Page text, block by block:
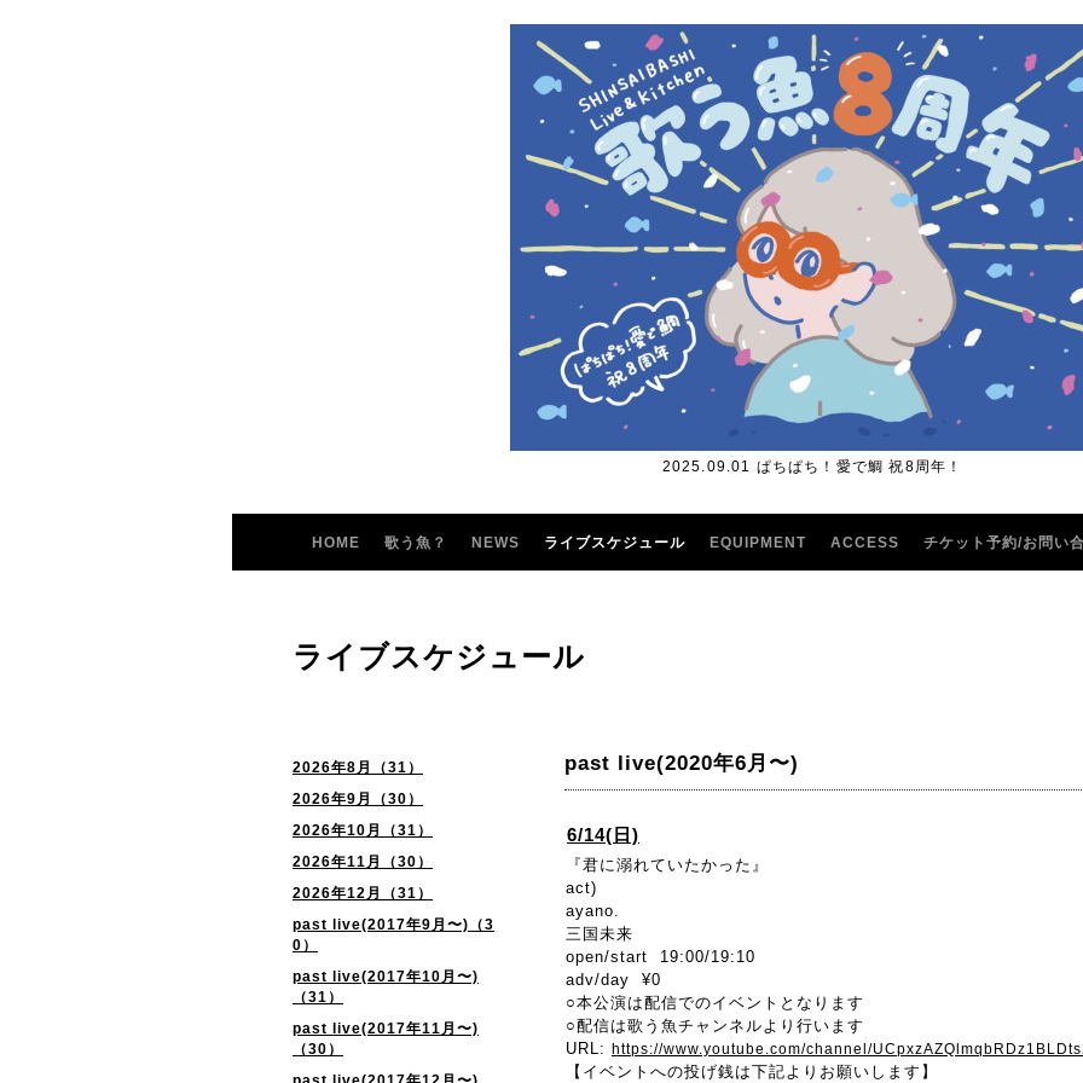
2025.09.01 ぱちぱち！愛で鯛 祝8周年！
HOME 歌う魚？ NEWS ライブスケジュール EQUIPMENT ACCESS チケット予約/お問い
2026年8月（31）
2026年9月（30）
2026年10月（31）
2026年11月（30）
2026年12月（31）
past live(2017年9月〜)（3
0）
past live(2017年10月〜)
（31）
past live(2017年11月〜)
（30）
ライブスケジュール
past live(2020年6月〜)
6/14(日)
『君に溺れていたかった』
act)
ayano.
三国未来
open/start 19:00/19:10
adv/day ¥0
○本公演は配信でのイベントとなります
○配信は歌う魚チャンネルより行います
URL: https://www.youtube.com/channel/
【イベントへの投げ銭は下記よりお願いします】